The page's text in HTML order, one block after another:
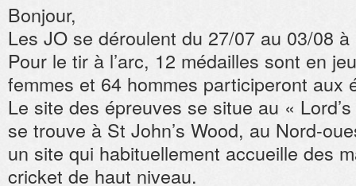
Bonjour,
Les JO se déroulent du 27/07 au 03/08
Pour le tir à l’arc, 12 médailles sont en
femmes et 64 hommes participeront aux
Le site des épreuves se situe au «
se trouve à St John’s Wood, au Nord-
un site qui habituellement accueille des
cricket de haut niveau.